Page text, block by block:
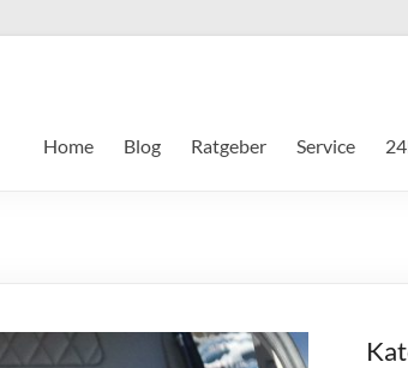
Home Blog Ratgeber Service